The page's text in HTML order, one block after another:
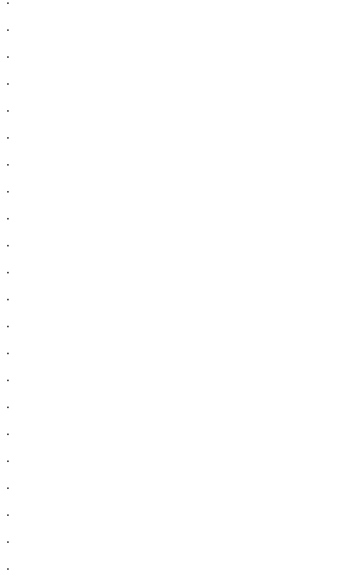
.
.
.
.
.
.
.
.
.
.
.
.
.
.
.
.
.
.
.
.
.